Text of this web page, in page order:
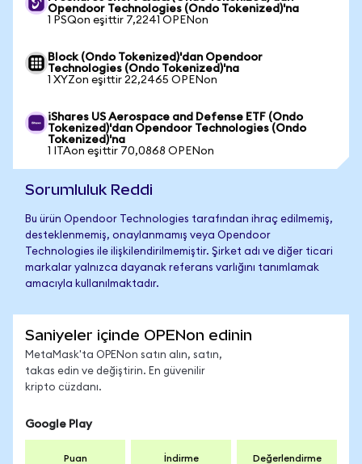
Opendoor Technologies (Ondo Tokenized)'na
1 PSQon eşittir 7,2241 OPENon
Block (Ondo Tokenized)'dan Opendoor
Technologies (Ondo Tokenized)'na
1 XYZon eşittir 22,2465 OPENon
iShares US Aerospace and Defense ETF (Ondo
Tokenized)'dan Opendoor Technologies (Ondo
Tokenized)'na
1 ITAon eşittir 70,0868 OPENon
Sorumluluk Reddi
Bu ürün Opendoor Technologies tarafından ihraç edilmemiş,
desteklenmemiş, onaylanmamış veya Opendoor
Technologies ile ilişkilendirilmemiştir. Şirket adı ve diğer ticari
markalar yalnızca dayanak referans varlığını tanımlamak
amacıyla kullanılmaktadır.
Saniyeler içinde OPENon edinin
MetaMask'ta OPENon satın alın, satın,
takas edin ve değiştirin. En güvenilir
kripto cüzdanı.
Google Play
Puan İndirme Değerlendirme